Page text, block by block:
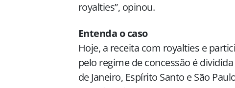
royalties”, opinou.
Entenda o caso
Hoje, a receita com royalties e
pelo regime de concessão é
de Janeiro, Espírito Santo e São